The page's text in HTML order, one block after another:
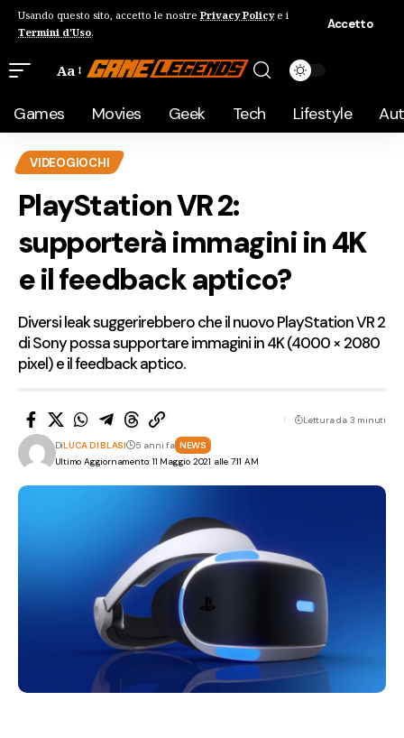
Usando questo sito, accetto le nostre Privacy Policye i
Termini d'Uso.
Accetto
Aa
Games Movies Geek Tech Lifestyle
VIDEOGIOCHI
PlayStation VR 2:
supporterà immagini in 4K
e il feedback aptico?
Diversi leak suggerirebbero che il nuovo PlayStation VR 2
di Sony possa supportare immagini in 4K (4000 × 2080
pixel) e il feedback aptico.
Ultimo Aggiornamento: 11 Maggio 2021 alle 7:11 AM
DiLUCA DI BLASI 5 anni fa NEWS
Lettura da 3 minuti